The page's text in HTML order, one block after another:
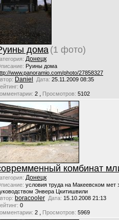
дома(1 фото)
Донецк
Руины дома
www.panoramio.com/photo/27858327
Daniel Дата: 25.11.2009 08:35
0
2 , Просмотров: 5102
комбинат
Донецк
условия труда на Макеевском мет
Энвера Цкитишвили
boracooler Дата: 15.10.2008 21:13
0
2 , Просмотров: 5969